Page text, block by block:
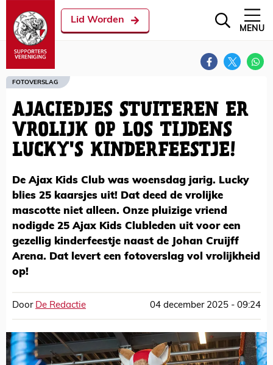
Lid Worden
MENU
FOTOVERSLAG
AJACIEDJES STUITEREN ER
VROLIJK OP LOS TIJDENS
LUCKY'S KINDERFEESTJE!
De Ajax Kids Club was woensdag jarig. Lucky
blies 25 kaarsjes uit! Dat deed de vrolijke
mascotte niet alleen. Onze pluizige vriend
nodigde 25 Ajax Kids Clubleden uit voor een
gezellig kinderfeestje naast de Johan Cruijff
Arena. Dat levert een fotoverslag vol vrolijkheid
op!
Door De Redactie 04 december 2025 - 09:24